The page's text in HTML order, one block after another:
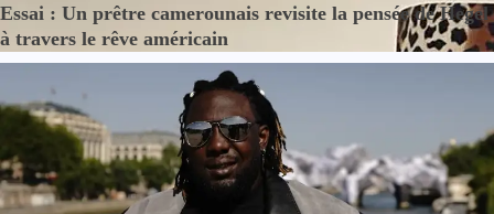
Essai : Un prêtre camerounais revisite la pensée de Hegel
à travers le rêve américain